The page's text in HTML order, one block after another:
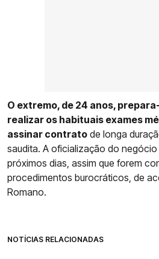
O extremo, de 24 anos,
realizar os habituais exames
assinar contrato de longa
saudita. A oficialização do
próximos dias, assim que forem
procedimentos burocráticos, de
Romano.
NOTÍCIAS RELACIONADAS